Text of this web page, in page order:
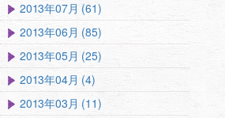
2013年07月 (61)
2013年06月 (85)
2013年05月 (25)
2013年04月 (4)
2013年03月 (11)